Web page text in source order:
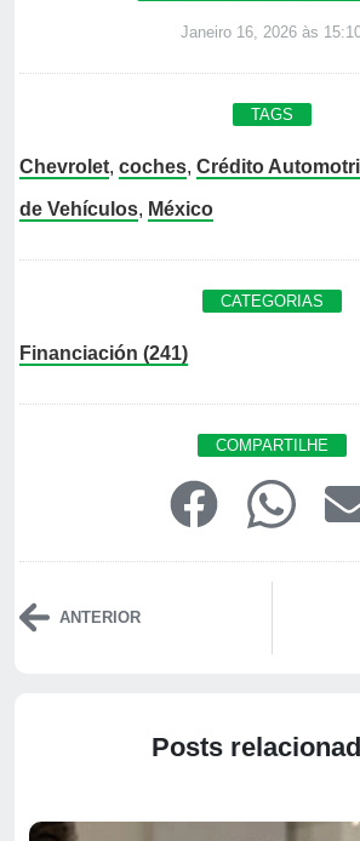
Janeiro 16, 2026 às
TAGS
Chevrolet, coches, Crédito
de Vehículos, México
CATEGORIAS
Financiación (241)
COMPARTILHE
ANTERIOR
Posts